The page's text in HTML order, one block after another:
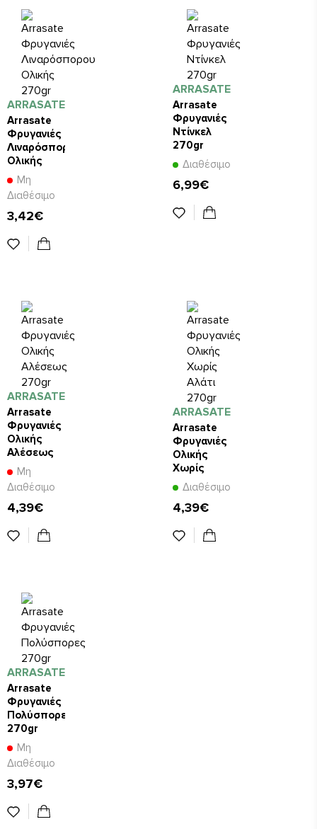
ARRASATE
Arrasate
Φρυγανιές
Λιναρόσπορου
Ολικής
270gr
Μη
Διαθέσιμο
3,42€
ARRASATE
Arrasate
Φρυγανιές
Ντίνκελ
270gr
Διαθέσιμο
6,99€
ARRASATE
Arrasate
Φρυγανιές
Ολικής
Αλέσεως
270gr
Μη
Διαθέσιμο
4,39€
ARRASATE
Arrasate
Φρυγανιές
Ολικής
Χωρίς
Αλάτι
Διαθέσιμο
4,39€
ARRASATE
Arrasate
Φρυγανιές
Πολύσπορες
270gr
Μη
Διαθέσιμο
3,97€